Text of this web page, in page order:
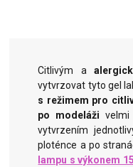
Citlivým a
vytvrzovat tyto gel
s režimem pro
po modeláži velmi
vytvrzením
ploténce a po
lampu s výkonem